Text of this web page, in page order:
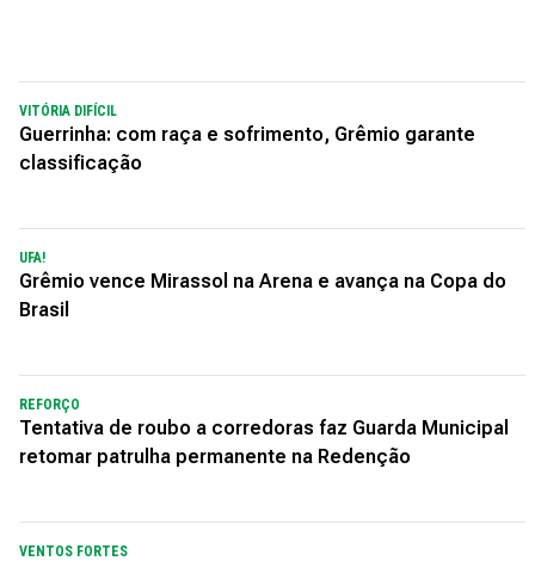
VITÓRIA DIFÍCIL
Guerrinha: com raça e sofrimento, Grêmio garante
classificação
UFA!
Grêmio vence Mirassol na Arena e avança na Copa do
Brasil
REFORÇO
Tentativa de roubo a corredoras faz Guarda Municipal
retomar patrulha permanente na Redenção
VENTOS FORTES